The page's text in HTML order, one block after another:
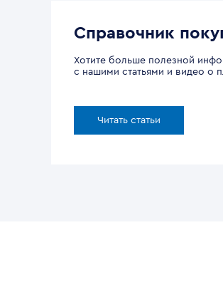
Справочник
Хотите больше полезной
с нашими статьями и видео о
Читать статьи